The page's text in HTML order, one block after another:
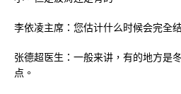
李依凌主席：您估计什么时候会完全
张德超医生：一般来讲，有的地方是
点。